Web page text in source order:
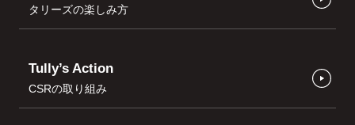
タリーズの楽しみ方
Tully’s Action
CSRの取り組み